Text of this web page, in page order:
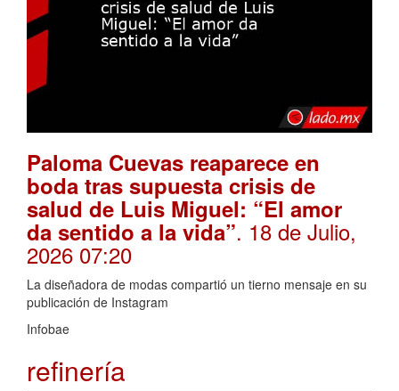
Paloma Cuevas reaparece en
boda tras supuesta crisis de
salud de Luis Miguel: “El amor
da sentido a la vida”. 18 de Julio,
2026 07:20
La diseñadora de modas compartió un tierno mensaje en su
publicación de Instagram
Infobae
refinería